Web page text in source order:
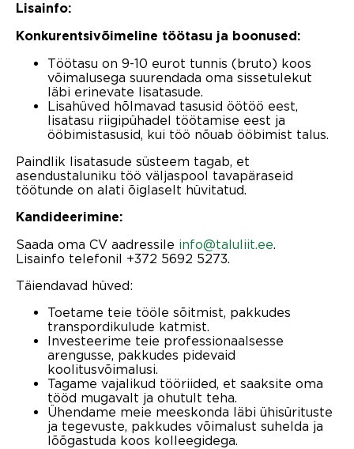
Lisainfo:
Konkurentsivõimeline töötasu ja boonused:
Töötasu on 9-10 eurot tunnis (bruto) koos
võimalusega suurendada oma sissetulekut
läbi erinevate lisatasude.
Lisahüved hõlmavad tasusid öötöö eest,
lisatasu riigipühadel töötamise eest ja
ööbimistasusid, kui töö nõuab ööbimist talus.
Paindlik lisatasude süsteem tagab, et
asendustaluniku töö väljaspool tavapäraseid
töötunde on alati õiglaselt hüvitatud.
Kandideerimine:
Saada oma CV aadressile info@taluliit.ee.
Lisainfo telefonil +372 5692 5273.
Täiendavad hüved:
Toetame teie tööle sõitmist, pakkudes
transpordikulude katmist.
Investeerime teie professionaalsesse
arengusse, pakkudes pidevaid
koolitusvõimalusi.
Tagame vajalikud tööriided, et saaksite oma
tööd mugavalt ja ohutult teha.
Ühendame meie meeskonda läbi ühisürituste
ja tegevuste, pakkudes võimalust suhelda ja
lõõgastuda koos kolleegidega.